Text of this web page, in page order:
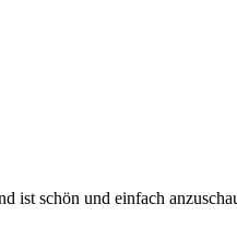
schön und einfach